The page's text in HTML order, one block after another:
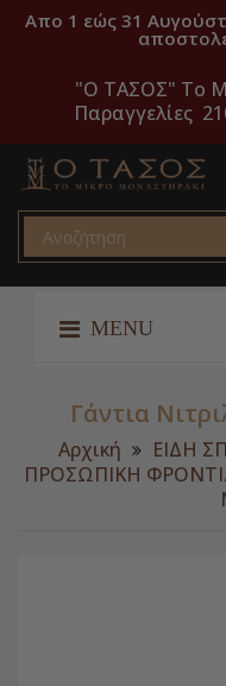
Απο 1 εώς 31
"O ΤΑΣΟΣ" Το
Παραγγελίες
MENU
Γάντια
Αρχική ΕΙΔΗ
ΠΡΟΣΩΠΙΚΗ